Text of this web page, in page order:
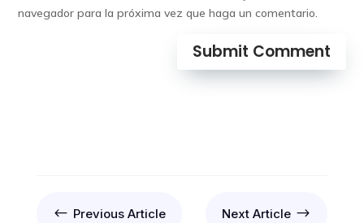
navegador para la próxima vez que haga un comentario.
Submit Comment
# Previous Article Next Article $